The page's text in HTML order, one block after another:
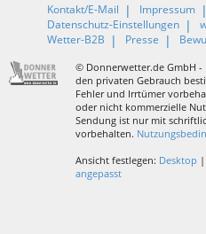
Kontakt/E-Mail Impressum
Datenschutz-Einstellungen
Wetter-B2B
Presse
© Donnerwetter.de GmbH -
den privaten Gebrauch
Fehler und Irrtümer
oder nicht kommerzielle
Sendung ist nur mit
vorbehalten.
Ansicht festlegen: Desktop |
angepasst